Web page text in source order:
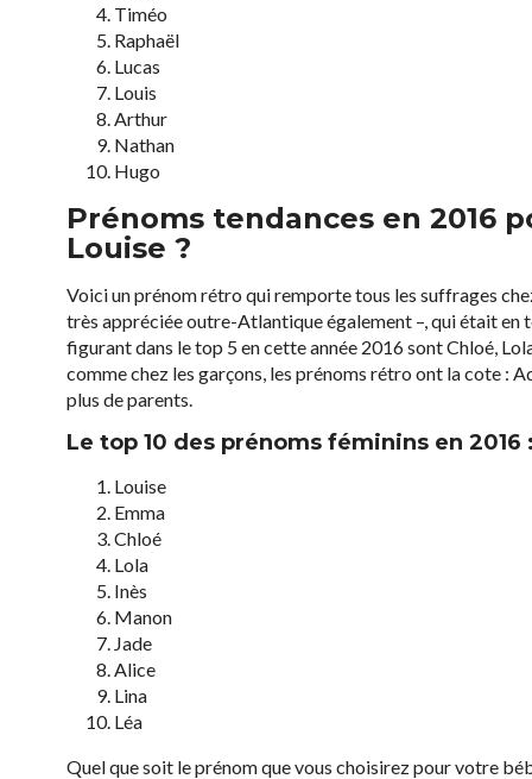
Timéo
Raphaël
Lucas
Louis
Arthur
Nathan
Hugo
Prénoms tendances en 2016
Louise ?
Voici un prénom rétro qui remporte tous les suffrages
très appréciée outre-Atlantique également –, qui était en
figurant dans le top 5 en cette année 2016 sont Chloé,
comme chez les garçons, les prénoms rétro ont la cote :
plus de parents.
Le top 10 des prénoms féminins en 2016
Louise
Emma
Chloé
Lola
Inès
Manon
Jade
Alice
Lina
Léa
Quel que soit le prénom que vous choisirez pour votre